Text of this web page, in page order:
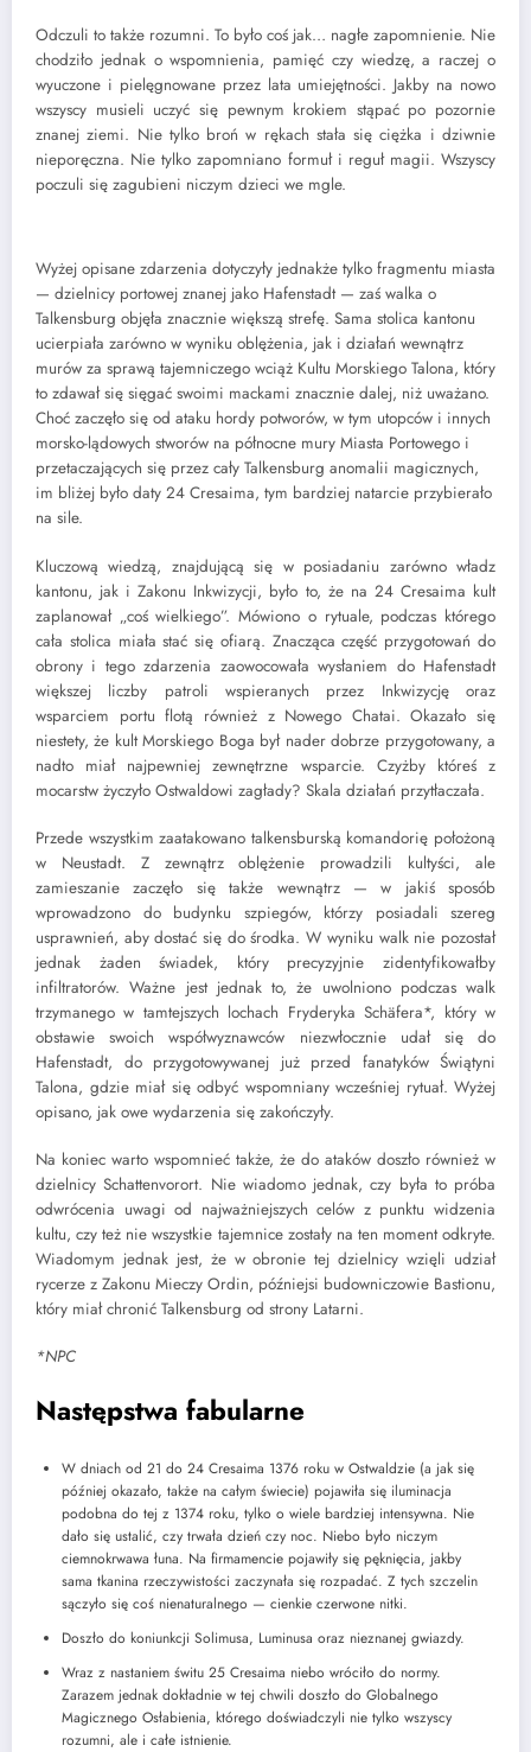
Odczuli to także rozumni. To było coś jak… nagłe zapomnienie. Nie
chodziło jednak o wspomnienia, pamięć czy wiedzę, a raczej o
wyuczone i pielęgnowane przez lata umiejętności. Jakby na nowo
wszyscy musieli uczyć się pewnym krokiem stąpać po pozornie
znanej ziemi. Nie tylko broń w rękach stała się ciężka i dziwnie
nieporęczna. Nie tylko zapomniano formuł i reguł magii. Wszyscy
poczuli się zagubieni niczym dzieci we mgle.
Wyżej opisane zdarzenia dotyczyły jednakże tylko fragmentu miasta
— dzielnicy portowej znanej jako Hafenstadt — zaś walka o
Talkensburg objęła znacznie większą strefę. Sama stolica kantonu
ucierpiała zarówno w wyniku oblężenia, jak i działań wewnątrz
murów za sprawą tajemniczego wciąż Kultu Morskiego Talona, który
to zdawał się sięgać swoimi mackami znacznie dalej, niż uważano.
Choć zaczęło się od ataku hordy potworów, w tym utopców i innych
morsko-lądowych stworów na północne mury Miasta Portowego i
przetaczających się przez cały Talkensburg anomalii magicznych,
im bliżej było daty 24 Cresaima, tym bardziej natarcie przybierało
na sile.
Kluczową wiedzą, znajdującą się w posiadaniu zarówno władz
kantonu, jak i Zakonu Inkwizycji, było to, że na 24 Cresaima kult
zaplanował „coś wielkiego”. Mówiono o rytuale, podczas którego
cała stolica miała stać się ofiarą. Znacząca część przygotowań do
obrony i tego zdarzenia zaowocowała wysłaniem do Hafenstadt
większej liczby patroli wspieranych przez Inkwizycję oraz
wsparciem portu flotą również z Nowego Chatai. Okazało się
niestety, że kult Morskiego Boga był nader dobrze przygotowany, a
nadto miał najpewniej zewnętrzne wsparcie. Czyżby któreś z
mocarstw życzyło Ostwaldowi zagłady? Skala działań przytłaczała.
Przede wszystkim zaatakowano talkensburską komandorię położoną
w Neustadt. Z zewnątrz oblężenie prowadzili kultyści, ale
zamieszanie zaczęło się także wewnątrz — w jakiś sposób
wprowadzono do budynku szpiegów, którzy posiadali szereg
usprawnień, aby dostać się do środka. W wyniku walk nie pozostał
jednak żaden świadek, który precyzyjnie zidentyfikowałby
infiltratorów. Ważne jest jednak to, że uwolniono podczas walk
trzymanego w tamtejszych lochach Fryderyka Schäfera*, który w
obstawie swoich współwyznawców niezwłocznie udał się do
Hafenstadt, do przygotowywanej już przed fanatyków Świątyni
Talona, gdzie miał się odbyć wspomniany wcześniej rytuał. Wyżej
opisano, jak owe wydarzenia się zakończyły.
Na koniec warto wspomnieć także, że do ataków doszło również w
dzielnicy Schattenvorort. Nie wiadomo jednak, czy była to próba
odwrócenia uwagi od najważniejszych celów z punktu widzenia
kultu, czy też nie wszystkie tajemnice zostały na ten moment odkryte.
Wiadomym jednak jest, że w obronie tej dzielnicy wzięli udział
rycerze z Zakonu Mieczy Ordin, późniejsi budowniczowie Bastionu,
który miał chronić Talkensburg od strony Latarni.
*NPC
Następstwa fabularne
W dniach od 21 do 24 Cresaima 1376 roku w Ostwaldzie (a jak się
później okazało, także na całym świecie) pojawiła się iluminacja
podobna do tej z 1374 roku, tylko o wiele bardziej intensywna. Nie
dało się ustalić, czy trwała dzień czy noc. Niebo było niczym
ciemnokrwawa łuna. Na firmamencie pojawiły się pęknięcia, jakby
sama tkanina rzeczywistości zaczynała się rozpadać. Z tych szczelin
sączyło się coś nienaturalnego — cienkie czerwone nitki.
Doszło do koniunkcji Solimusa, Luminusa oraz nieznanej gwiazdy.
Wraz z nastaniem świtu 25 Cresaima niebo wróciło do normy.
Zarazem jednak dokładnie w tej chwili doszło do Globalnego
Magicznego Osłabienia, którego doświadczyli nie tylko wszyscy
rozumni, ale i całe istnienie.